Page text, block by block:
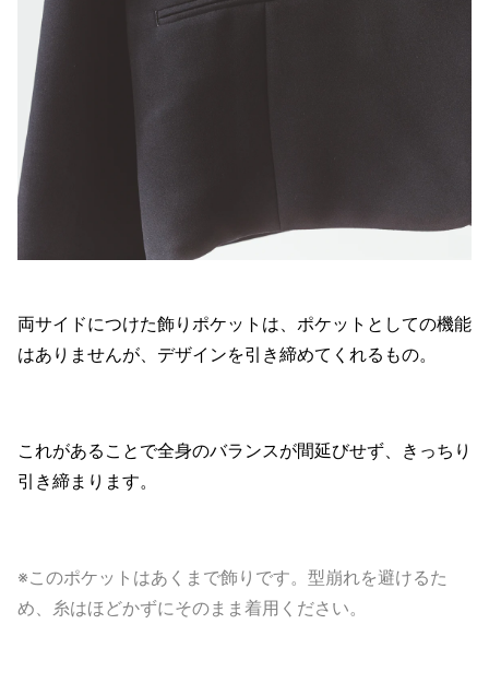
両サイドにつけた飾りポケットは、ポケットとしての機能
はありませんが、デザインを引き締めてくれるもの。
これがあることで全身のバランスが間延びせず、きっちり
引き締まります。
※このポケットはあくまで飾りです。型崩れを避けるた
め、糸はほどかずにそのまま着用ください。